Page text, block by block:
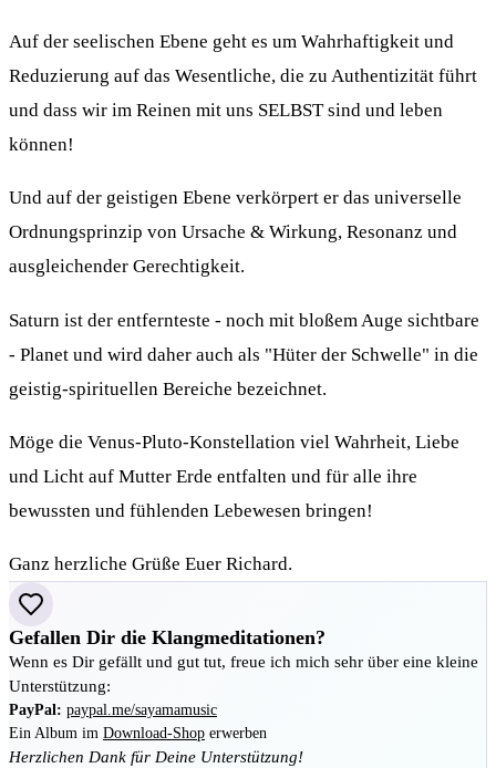
Auf der seelischen Ebene geht es um Wahrhaftigkeit und
Reduzierung auf das Wesentliche, die zu Authentizität führt
und dass wir im Reinen mit uns SELBST sind und leben
können!
Und auf der geistigen Ebene verkörpert er das universelle
Ordnungsprinzip von Ursache & Wirkung, Resonanz und
ausgleichender Gerechtigkeit.
Saturn ist der entfernteste - noch mit bloßem Auge sichtbare
- Planet und wird daher auch als "Hüter der Schwelle" in die
geistig-spirituellen Bereiche bezeichnet.
Möge die Venus-Pluto-Konstellation viel Wahrheit, Liebe
und Licht auf Mutter Erde entfalten und für alle ihre
bewussten und fühlenden Lebewesen bringen!
Ganz herzliche Grüße Euer Richard.
Gefallen Dir die Klangmeditationen?
Wenn es Dir gefällt und gut tut, freue ich mich sehr über eine kleine
Unterstützung:
PayPal: paypal.me/sayamamusic
Ein Album im Download-Shop erwerben
Herzlichen Dank für Deine Unterstützung!